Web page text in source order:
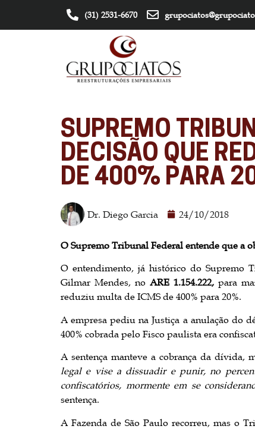
(31) 2531-6670
SUPREMO
DECISÃO QUE
DE 400% PARA
Dr. Diego Garcia 24/10/2018
O Supremo Tribunal Federal entende que a
O entendimento, já histórico do Supremo
Gilmar Mendes, noARE 1.154.222, para
reduziu multa de ICMS de 400% para 20%.
A empresa pediu na Justiça a anulação do
400% cobrada pelo Fisco paulista era
A sentença manteve a cobrança da dívida,
legal e vise a dissuadir e punir, no
confiscatórios, mormente em se
sentença.
A Fazenda de São Paulo recorreu, mas o